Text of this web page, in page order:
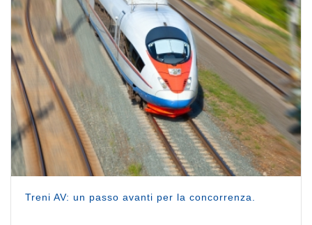
Treni AV: un passo avanti per la concorrenza.